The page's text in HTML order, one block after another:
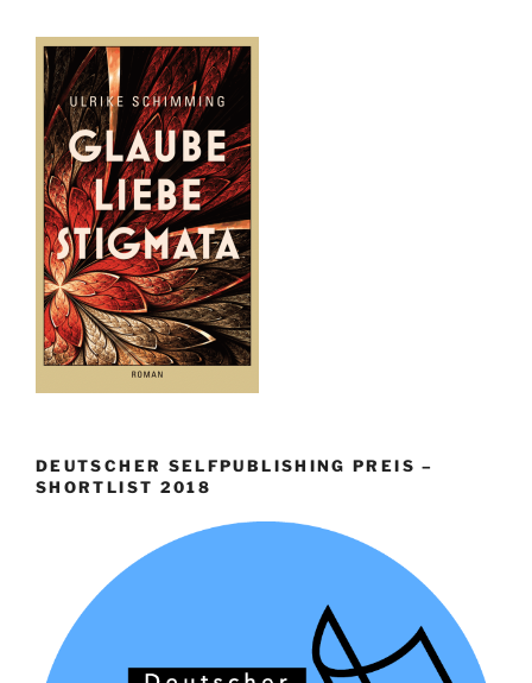
DEUTSCHER SELFPUBLISHING PREIS –
SHORTLIST 2018